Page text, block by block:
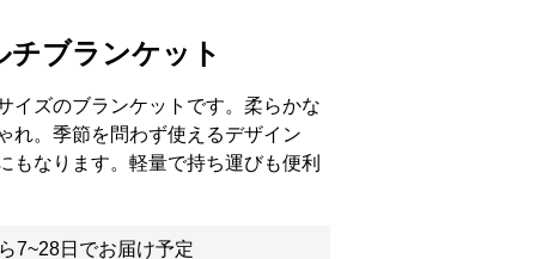
ブランケット
イズのブランケットです。柔らかな
れ。季節を問わず使えるデザイン
もなります。軽量で持ち運びも便利
7~28日でお届け予定